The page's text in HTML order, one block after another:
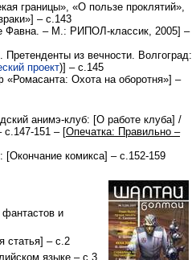
границы», «О пользе проклятий»,
– с.143
Фавна. – М.: РИПОЛ-классик, 2005] –
. Претенденты из вечности. Волгоград:
проект)] – с.145
Охота на оборотня»] –
анимэ-клуб: [О работе клуба] /
151 – [Опечатка: Правильно –
комикса] – с.152-159
фантастов и
статья] – с.2
языке – с.3